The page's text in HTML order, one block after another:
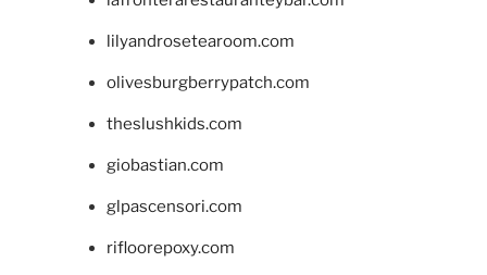
lilyandrosetearoom.com
olivesburgberrypatch.com
theslushkids.com
giobastian.com
glpascensori.com
rifloorepoxy.com